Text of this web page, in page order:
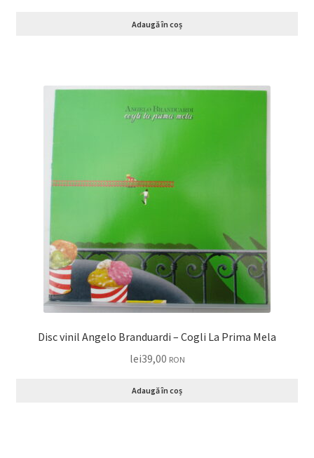
Adaugă în coș
Disc vinil Angelo Branduardi – Cogli La Prima Mela
lei39,00 RON
Adaugă în coș